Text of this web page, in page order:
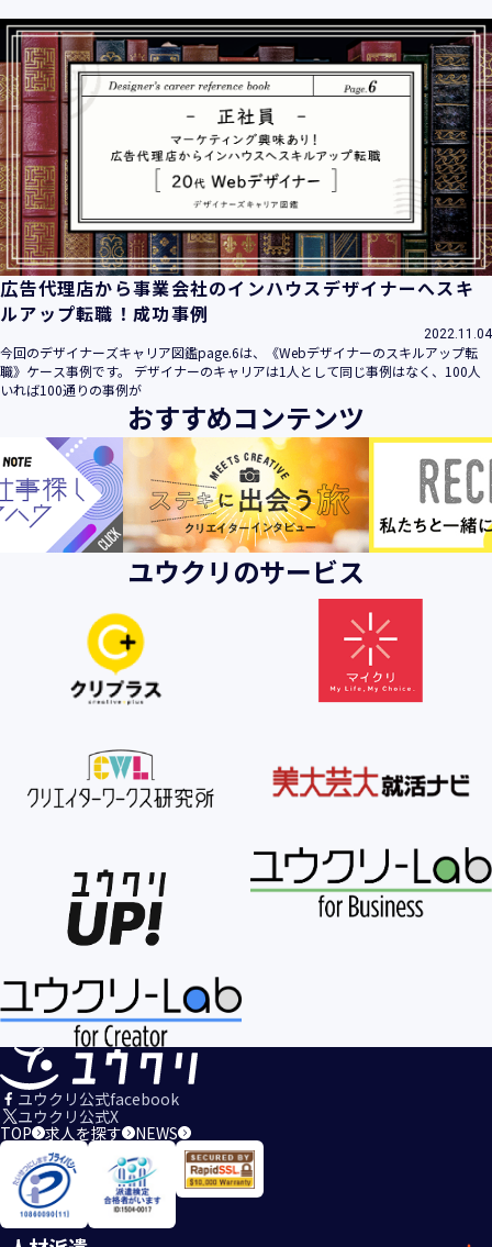
広告代理店から事業会社のインハウスデザイナーへスキ
ルアップ転職！成功事例
2022.11.04
今回のデザイナーズキャリア図鑑page.6は、《Webデザイナーのスキルアップ転
職》ケース事例です。 デザイナーのキャリアは1人として同じ事例はなく、100人
いれば100通りの事例が
おすすめコンテンツ
ユウクリのサービス
ユウクリ公式facebook
ユウクリ公式X
TOP 求人を探す NEWS